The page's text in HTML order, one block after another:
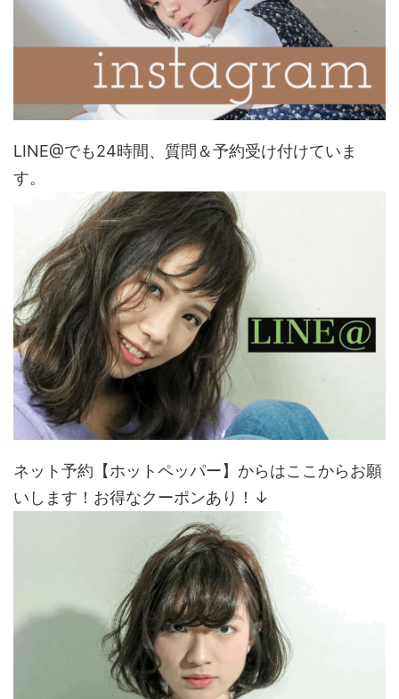
LINE@でも24時間、質問＆予約受け付けていま
す。
ネット予約【ホットペッパー】からはここからお願
いします！お得なクーポンあり！↓